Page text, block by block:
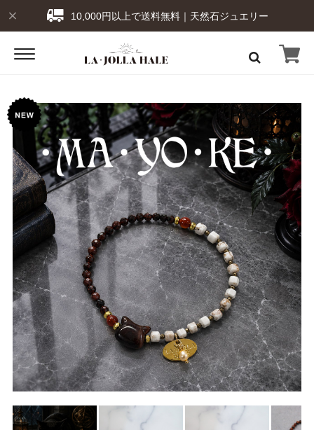
10,000円以上で送料無料｜天然石ジュエリー